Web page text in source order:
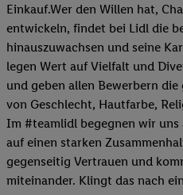
Einkauf.Wer den Willen hat,
entwickeln, findet bei Lidl die
hinauszuwachsen und seine
legen Wert auf Vielfalt und
und geben allen Bewerbern
von Geschlecht, Hautfarbe,
Im #teamlidl begegnen wir uns
auf einen starken
gegenseitig Vertrauen und
miteinander. Klingt das nach